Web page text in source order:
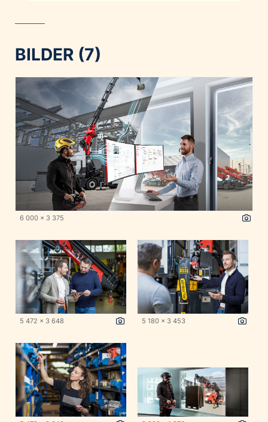
BILDER (7)
6 000 x 3 375
5 472 x 3 648 5 180 x 3 453